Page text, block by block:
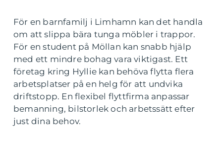
För en barnfamilj i Limhamn kan det handla
om att slippa bära tunga möbler i trappor.
För en student på Möllan kan snabb hjälp
med ett mindre bohag vara viktigast. Ett
företag kring Hyllie kan behöva flytta flera
arbetsplatser på en helg för att undvika
driftstopp. En flexibel flyttfirma anpassar
bemanning, bilstorlek och arbetssätt efter
just dina behov.